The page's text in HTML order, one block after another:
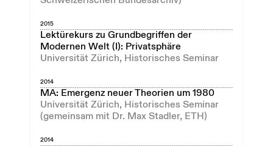
2015
Lektürekurs zu Grundbegriffen der
Modernen Welt (I): Privatsphäre
Universität Zürich, Historisches Seminar
2014
MA: Emergenz neuer Theorien um 1980
Universität Zürich, Historisches Seminar
(gemeinsam mit Dr. Max Stadler, ETH)
2014